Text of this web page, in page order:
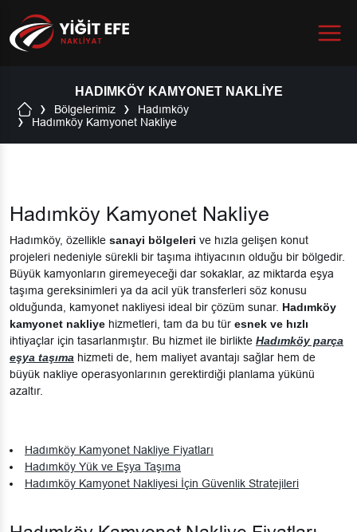
Menu
HADIMKÖY KAMYONET NAKLIYE
Bölgelerimiz
Hadımköy
Hadımköy Kamyonet Nakliye
Hadımköy Kamyonet Nakliye
Hadımköy, özellikle sanayi bölgeleri ve hızla gelişen konut
projeleri nedeniyle sürekli bir taşıma ihtiyacının olduğu bir bölgedir.
Büyük kamyonların giremeyeceği dar sokaklar, az miktarda eşya
taşıma gereksinimleri ya da acil yük transferleri söz konusu
olduğunda, kamyonet nakliyesi ideal bir çözüm sunar. Hadımköy
kamyonet nakliye hizmetleri, tam da bu tür esnek ve hızlı
ihtiyaçlar için tasarlanmıştır. Bu hizmet ile birlikte Hadımköy parça
eşya taşıma hizmeti de, hem maliyet avantajı sağlar hem de
büyük nakliye operasyonlarının gerektirdiği planlama yükünü
azaltır.
Hadımköy Kamyonet Nakliye Fiyatları
Hadımköy Yük ve Eşya Taşıma
Hadımköy Kamyonet Nakliyesi İçin Güvenlik Stratejileri